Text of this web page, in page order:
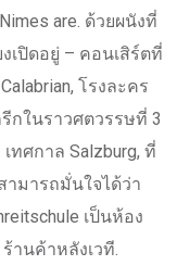
are. ด้วยผนังที่
เปิดอยู่ – คอนเสิร์ตที่
โรงละคร
กในราวศตวรรษที่ 3
ศกาล Salzburg, ที่
ามารถมั่นใจได้ว่า
เป็นห้อง
านค้าหลังเวที.